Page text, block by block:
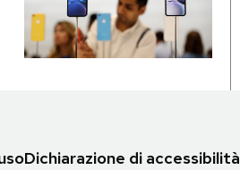
Dichiarazione di accessibilità